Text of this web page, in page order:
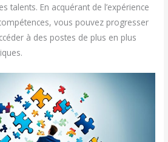
talents. En acquérant de l’expérience
vous pouvez progresser
à des postes de plus en plus